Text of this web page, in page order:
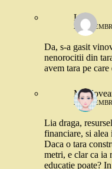
Lia
2
Da, s-a gasit
nenorocitii din
avem tara pe
2
Lia draga,
financiare, si alea
Daca o tara
metri, e clar ca ia
educatie poate?